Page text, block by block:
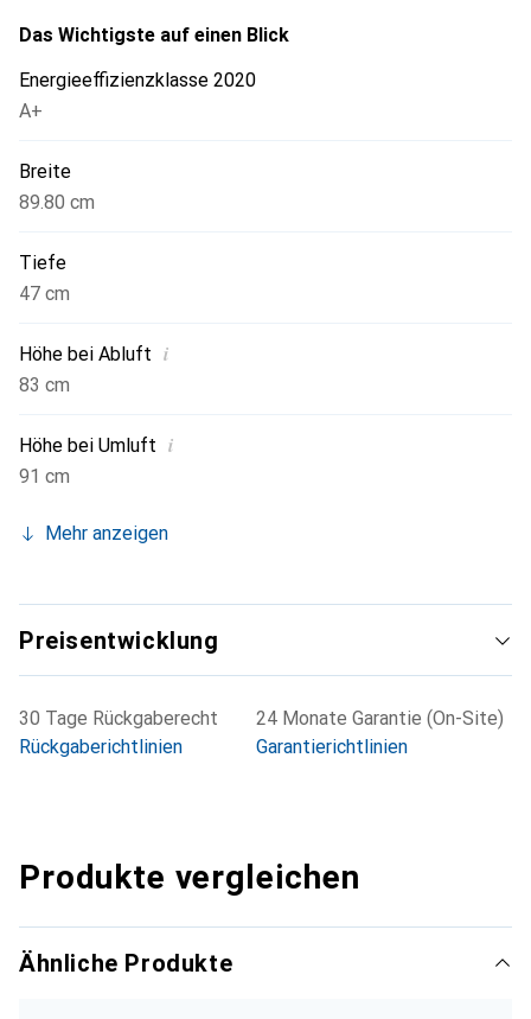
Das Wichtigste auf einen Blick
Energieeffizienzklasse 2020
A+
Breite
89.80 cm
Tiefe
47 cm
Höhe bei Abluft i
83 cm
Höhe bei Umluft i
91 cm
Mehr anzeigen
Preisentwicklung
30 Tage Rückgaberecht
Rückgaberichtlinien
24 Monate Garantie (On-Site)
Garantierichtlinien
Produkte vergleichen
Ähnliche Produkte